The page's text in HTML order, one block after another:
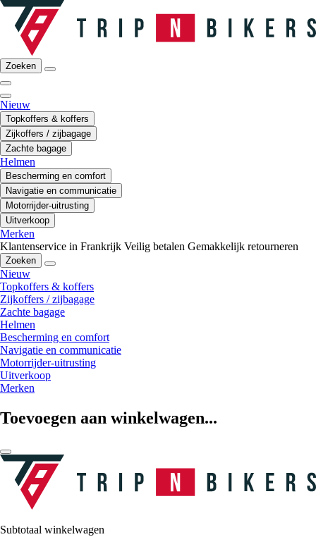
Zoeken
Nieuw
Topkoffers & koffers
Zijkoffers / zijbagage
Zachte bagage
Helmen
Bescherming en comfort
Navigatie en communicatie
Motorrijder-uitrusting
Uitverkoop
Merken
Klantenservice in Frankrijk Veilig betalen Gemakkelijk retourneren
Zoeken
Nieuw
Topkoffers & koffers
Zijkoffers / zijbagage
Zachte bagage
Helmen
Bescherming en comfort
Navigatie en communicatie
Motorrijder-uitrusting
Uitverkoop
Merken
Toevoegen aan winkelwagen...
Subtotaal winkelwagen